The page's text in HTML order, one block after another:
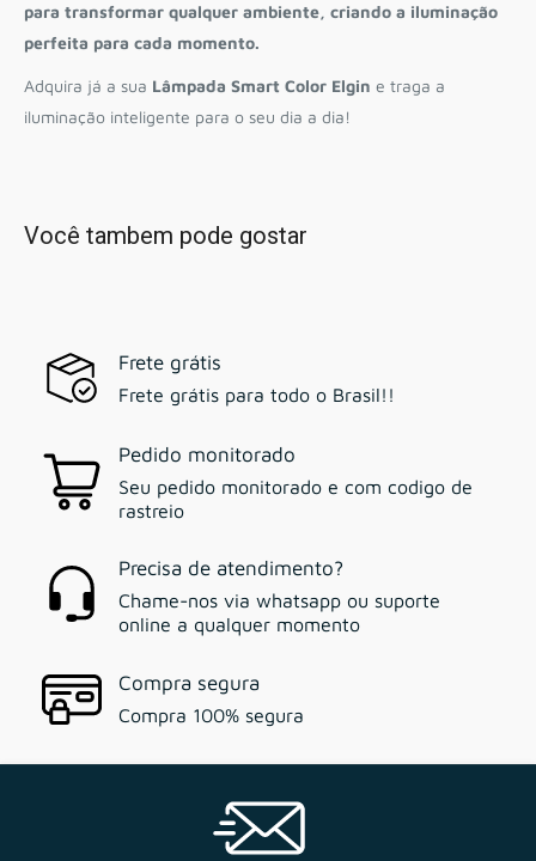
para transformar qualquer ambiente, criando a iluminação
perfeita para cada momento.
Adquira já a sua Lâmpada Smart Color Elgin e traga a
iluminação inteligente para o seu dia a dia!
Você tambem pode gostar
Frete grátis
Frete grátis para todo o Brasil!!
Pedido monitorado
Seu pedido monitorado e com codigo de
rastreio
Precisa de atendimento?
Chame-nos via whatsapp ou suporte
online a qualquer momento
Compra segura
Compra 100% segura